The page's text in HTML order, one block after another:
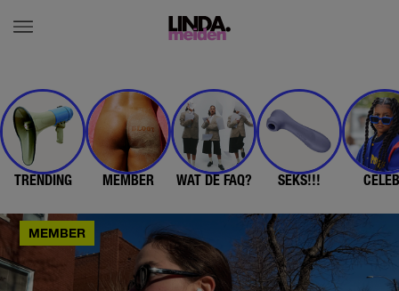
TRENDING MEMBER WAT DE FAQ? SEKS!!!